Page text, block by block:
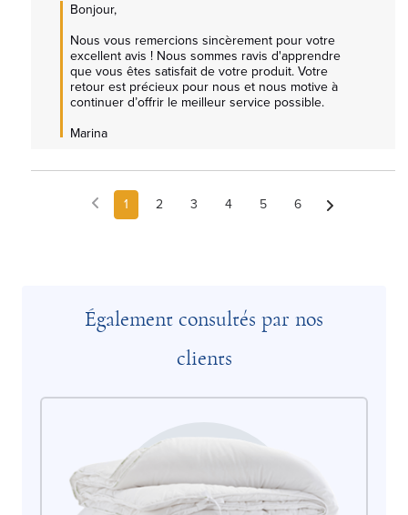
Bonjour,
Nous vous remercions sincèrement pour votre
excellent avis ! Nous sommes ravis d'apprendre
que vous êtes satisfait de votre produit. Votre
retour est précieux pour nous et nous motive à
continuer d’offrir le meilleur service possible.
Marina
1 2 3 4 5 6
Également consultés par nos
clients